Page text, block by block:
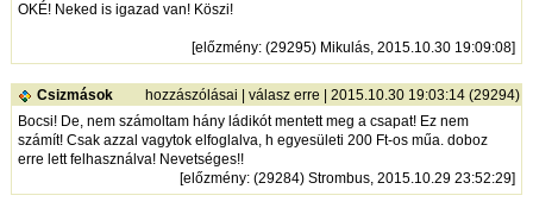
OKÉ! Neked is igazad van! Köszi!
[előzmény: (29295) Mikulás, 2015.10.30 19:09:08]
Csizmások hozzászólásai |válasz erre | 2015.10.30 19:03:14 (29294)
Bocsi! De, nem számoltam hány ládikót mentett meg a csapat! Ez nem
számít! Csak azzal vagytok elfoglalva, h egyesületi 200 Ft-os műa. doboz
erre lett felhasználva! Nevetséges!!
[előzmény: (29284) Strombus, 2015.10.29 23:52:29]